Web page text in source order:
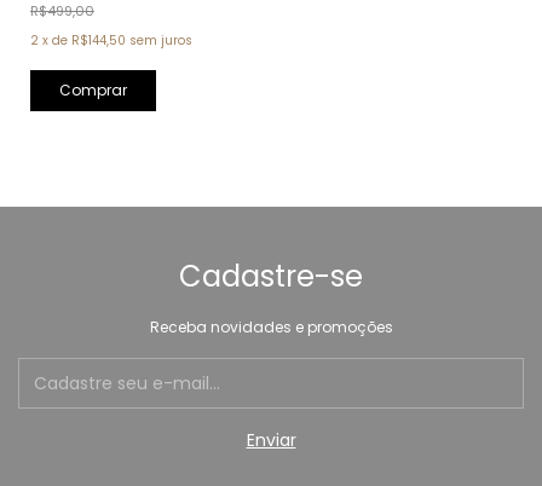
R$499,00
2 x de R$144,50 sem juros
Cadastre-se
Receba novidades e promoções